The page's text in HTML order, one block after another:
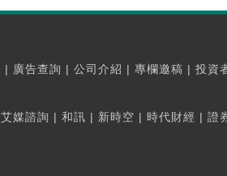
| 廣告查詢 | 公司介紹 | 專欄邀稿 | 投資
艾媒諮詢 | 和訊 | 新時空 | 時代財經 | 證